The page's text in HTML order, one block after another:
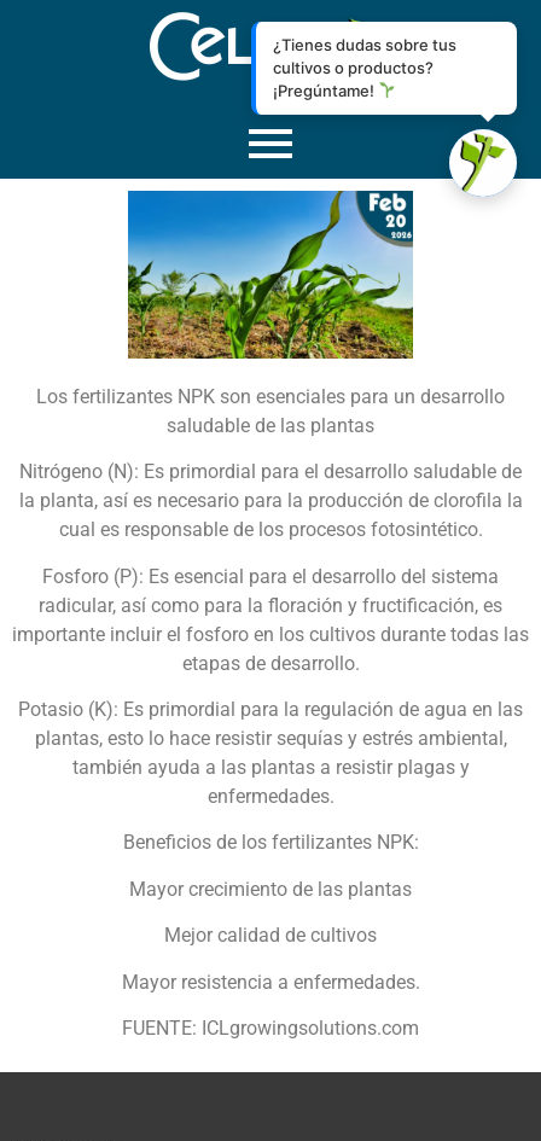
¿Tienes dudas sobre tus
cultivos o productos?
¡Pregúntame!
Los fertilizantes NPK son esenciales para un desarrollo
saludable de las plantas
Nitrógeno (N): Es primordial para el desarrollo saludable de
la planta, así es necesario para la producción de clorofila la
cual es responsable de los procesos fotosintético.
Fosforo (P): Es esencial para el desarrollo del sistema
radicular, así como para la floración y fructificación, es
importante incluir el fosforo en los cultivos durante todas las
etapas de desarrollo.
Potasio (K): Es primordial para la regulación de agua en las
plantas, esto lo hace resistir sequías y estrés ambiental,
también ayuda a las plantas a resistir plagas y
enfermedades.
Beneficios de los fertilizantes NPK:
Mayor crecimiento de las plantas
Mejor calidad de cultivos
Mayor resistencia a enfermedades.
FUENTE: ICLgrowingsolutions.com